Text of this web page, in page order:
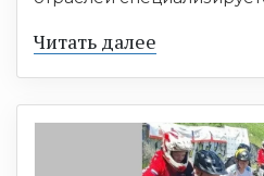
Читать далее